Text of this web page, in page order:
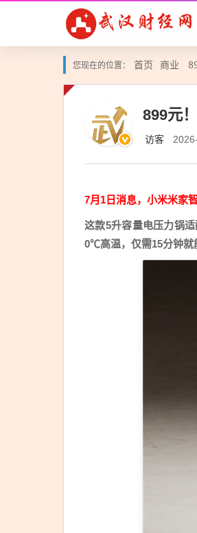
您现在的位置： 首页 商业
899元
访客
7月1日消息，小米米家
这款5升容量电压力锅
0℃高温，仅需15分钟就